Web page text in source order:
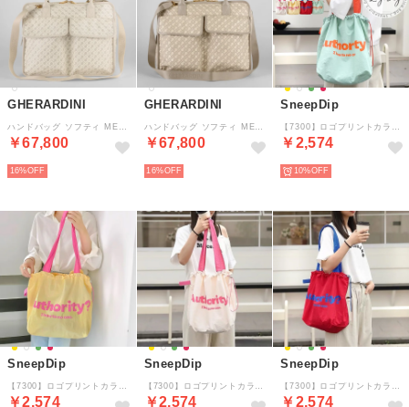
GHERARDINI
￥67,800
16%
GHERARDINI
￥67,800
16%
SneepDip
￥2,574
10%
SneepDip
￥2,574
SneepDip
￥2,574
SneepDip
￥2,574